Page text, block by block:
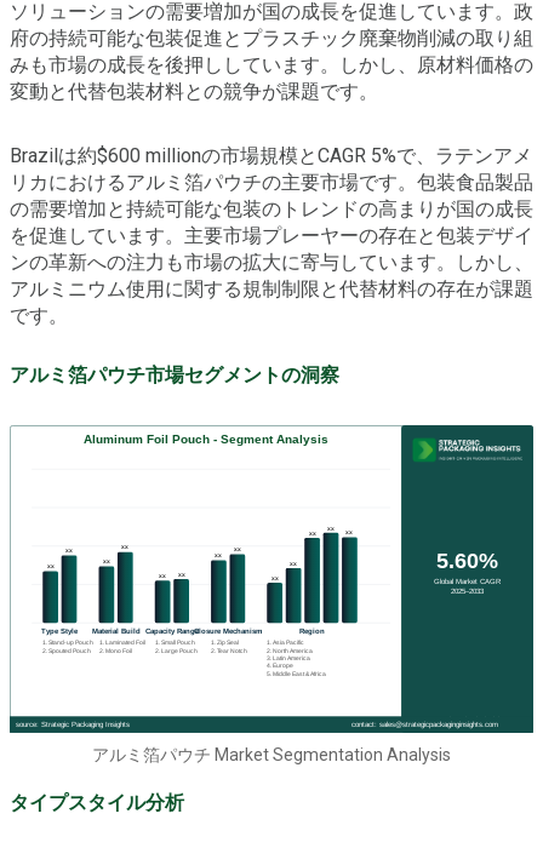
ソリューションの需要増加が国の成長を促進しています。政
府の持続可能な包装促進とプラスチック廃棄物削減の取り組
みも市場の成長を後押ししています。しかし、原材料価格の
変動と代替包装材料との競争が課題です。
Brazilは約$600 millionの市場規模とCAGR 5%で、ラテンアメ
リカにおけるアルミ箔パウチの主要市場です。包装食品製品
の需要増加と持続可能な包装のトレンドの高まりが国の成長
を促進しています。主要市場プレーヤーの存在と包装デザイ
ンの革新への注力も市場の拡大に寄与しています。しかし、
アルミニウム使用に関する規制制限と代替材料の存在が課題
です。
アルミ箔パウチ市場セグメントの洞察
アルミ箔パウチ Market Segmentation Analysis
タイプスタイル分析